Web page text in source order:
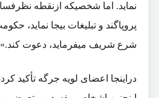
نماید. اما شخصیکه ازنقطه
پروپاگند و تبلیغات بیجا نماید،
شرع شریف میفرماید، دعوت کند.»
دراینجا اعضای لویه جرگه تأکید